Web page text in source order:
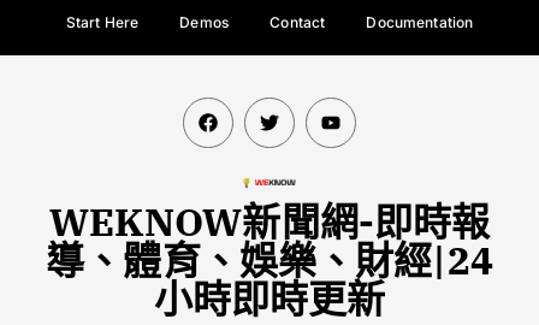
Start Here Demos Contact Documentation
WEKNOW新聞網-即時報
導、體育、娛樂、財經|24
小時即時更新